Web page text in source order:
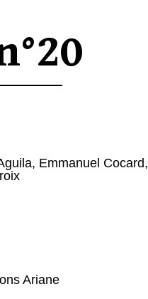
, Emmanuel Cocard,
Ariane